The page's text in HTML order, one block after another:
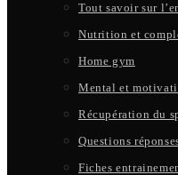
Tout savoir sur
Nutrition et
Home gym
Mental et
Récupération du
Questions
Fiches